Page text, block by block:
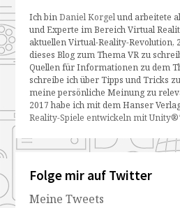
Ich binDaniel Korgelund arbeitete
und Experte im Bereich Virtual
aktuellen Virtual-Reality-Revolution,
dieses Blog zum Thema VR zu
Quellen für Informationen zu dem
schreibe ich über Tipps und Tricks
meine persönliche Meinung zu
2017 habe ich mit dem Hanser
Reality-Spiele entwickeln mit
Folge mir auf Twitter
Meine Tweets